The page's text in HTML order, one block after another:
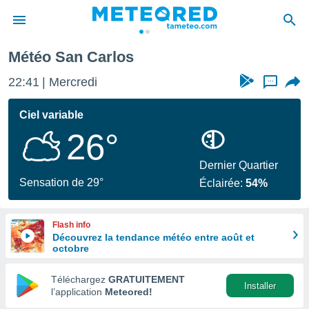
de
en
Météo San Carlos
22:41 Mercredi ...
Ciel variable
26°
Sensation de 29°
Dernier Quartier
Éclairée:54%
Flash info
Découvrez la tendance météo entre août et
octobre
Téléchargez GRATUITEMENT
l’application Meteored!
Installer